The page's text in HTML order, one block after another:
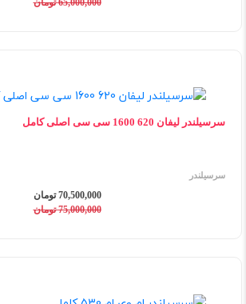
سرسیلندر لیفان 620 1600 سی سی اصلی کامل
سرسیلندر
70,500,000 تومان
75,000,000 تومان